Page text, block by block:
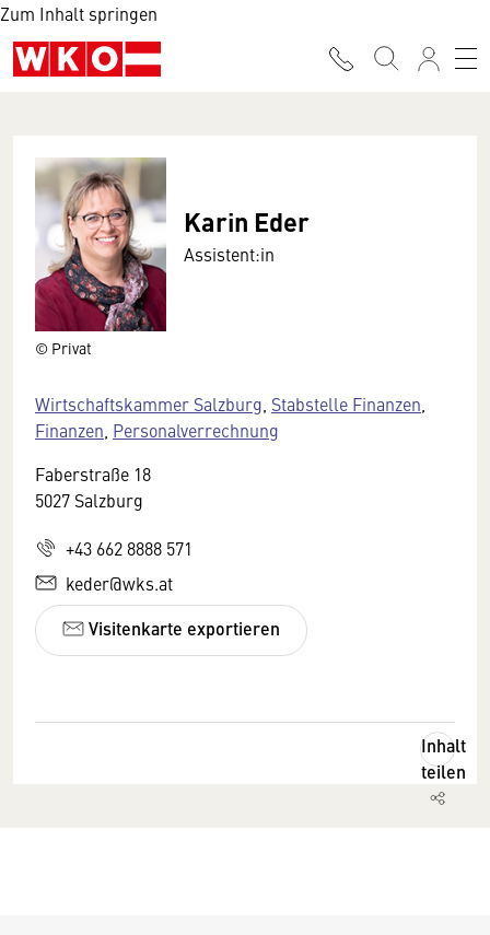
Zum Inhalt springen
© Privat
Karin Eder
Assistent:in
Wirtschaftskammer Salzburg Stabstelle Finanzen
Finanzen Personalverrechnung
Faberstraße 18
5027 Salzburg
+43 662 8888 571
keder@wks.at
Visitenkarte exportieren
Inhalt
teilen